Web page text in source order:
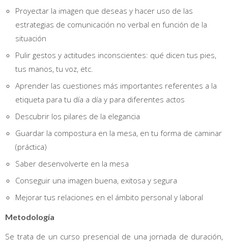
Proyectar la imagen que deseas y hacer uso de las
estrategias de comunicación no verbal en función de la
situación
Pulir gestos y actitudes inconscientes: qué dicen tus pies,
tus manos, tu voz, etc.
Aprender las cuestiones más importantes referentes a la
etiqueta para tu día a día y para diferentes actos
Descubrir los pilares de la elegancia
Guardar la compostura en la mesa, en tu forma de caminar
(práctica)
Saber desenvolverte en la mesa
Conseguir una imagen buena, exitosa y segura
Mejorar tus relaciones en el ámbito personal y laboral
Metodología
Se trata de un curso presencial de una jornada de duración,